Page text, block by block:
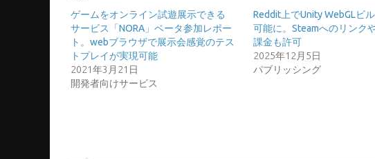
ゲームをオンライン試遊展示できる
サービス「NORA」ベータ参加レポー
ト。webブラウザで展示会感覚のテス
トプレイが実現可能
2021年3月21日
開発者向けサービス
Reddit上でUnity WebGLビ
可能に。Steamへのリンク
課金も許可
2025年12月5日
パブリッシング